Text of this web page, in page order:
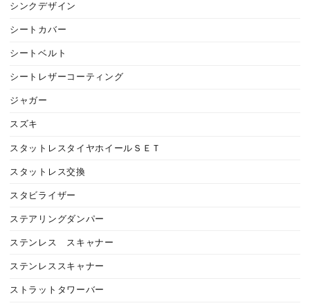
シンクデザイン
シートカバー
シートベルト
シートレザーコーティング
ジャガー
スズキ
スタットレスタイヤホイールＳＥＴ
スタットレス交換
スタビライザー
ステアリングダンパー
ステンレス スキャナー
ステンレススキャナー
ストラットタワーバー